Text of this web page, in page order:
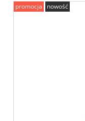
promocja nowość